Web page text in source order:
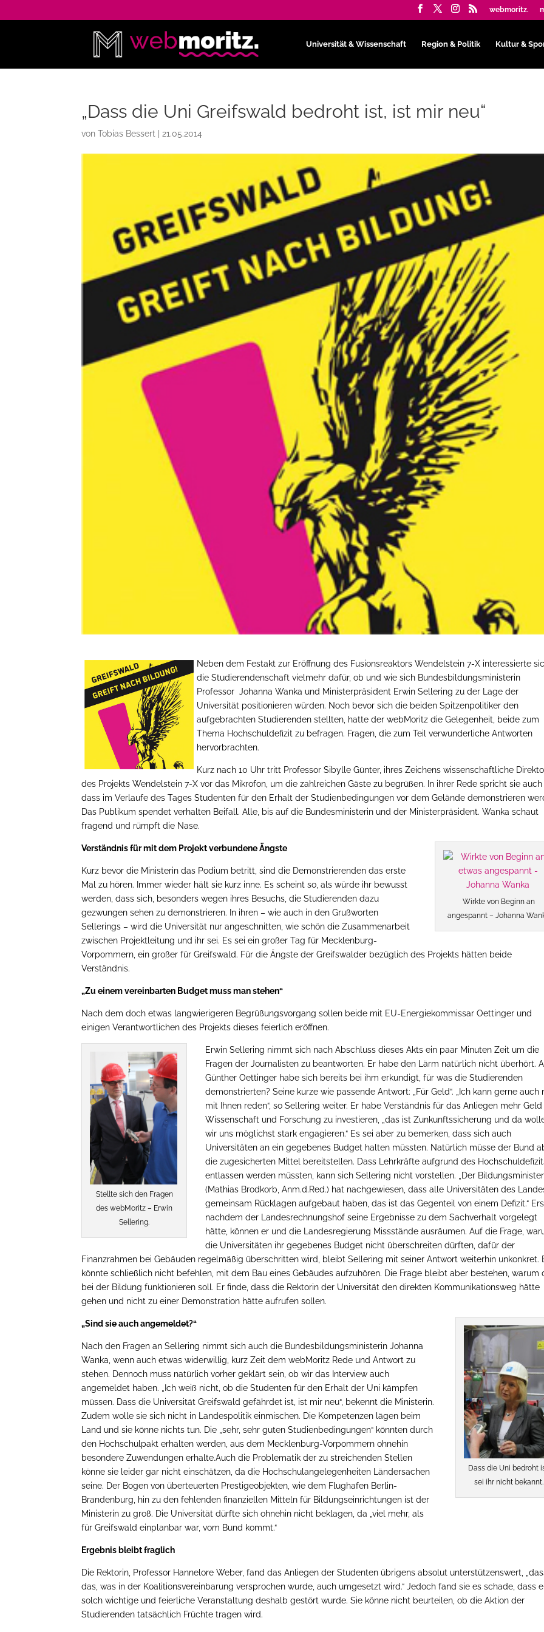
webmoritz.
Universität & Wissenschaft Region & Politik Kultur &
„Dass die Uni Greifswald bedroht ist, ist mir neu“
vonTobias Bessert 21.05.2014
Neben dem Festakt zur Eröffnung des Fusionsreaktors Wendelstein 7-X interessierte
die Studierendenschaft vielmehr dafür, ob und wie sich Bundesbildungsministerin
Professor Johanna Wanka und Ministerpräsident Erwin Sellering zu der Lage der
Universität positionieren würden. Noch bevor sich die beiden Spitzenpolitiker den
aufgebrachten Studierenden stellten, hatte der webMoritz die Gelegenheit, beide zum
Thema Hochschuldefizit zu befragen. Fragen, die zum Teil verwunderliche Antworten
hervorbrachten.
Kurz nach 10 Uhr tritt Professor Sibylle Günter, ihres Zeichens wissenschaftliche
des Projekts Wendelstein 7-X vor das Mikrofon, um die zahlreichen Gäste zu begrüßen. In ihrer Rede spricht sie auch
dass im Verlaufe des Tages Studenten für den Erhalt der Studienbedingungen vor dem Gelände demonstrieren
Das Publikum spendet verhalten Beifall. Alle, bis auf die Bundesministerin und der Ministerpräsident. Wanka schaut
fragend und rümpft die Nase.
Wirkte von Beginn an
angespannt – Johanna
Verständnis für mit dem Projekt verbundene Ängste
Kurz bevor die Ministerin das Podium betritt, sind die Demonstrierenden das erste
Mal zu hören. Immer wieder hält sie kurz inne. Es scheint so, als würde ihr bewusst
werden, dass sich, besonders wegen ihres Besuchs, die Studierenden dazu
gezwungen sehen zu demonstrieren. In ihren – wie auch in den Grußworten
Sellerings – wird die Universität nur angeschnitten, wie schön die Zusammenarbeit
zwischen Projektleitung und ihr sei. Es sei ein großer Tag für Mecklenburg-
Vorpommern, ein großer für Greifswald. Für die Ängste der Greifswalder bezüglich des Projekts hätten beide
Verständnis.
„Zu einem vereinbarten Budget muss man stehen“
Nach dem doch etwas langwierigeren Begrüßungsvorgang sollen beide mit EU-Energiekommissar Oettinger und
einigen Verantwortlichen des Projekts dieses feierlich eröffnen.
Stellte sich den Fragen
des webMoritz – Erwin
Sellering.
Erwin Sellering nimmt sich nach Abschluss dieses Akts ein paar Minuten Zeit um die
Fragen der Journalisten zu beantworten. Er habe den Lärm natürlich nicht überhört.
Günther Oettinger habe sich bereits bei ihm erkundigt, für was die Studierenden
demonstrierten? Seine kurze wie passende Antwort: „Für Geld“. „Ich kann gerne auch
mit Ihnen reden“, so Sellering weiter. Er habe Verständnis für das Anliegen mehr Geld
Wissenschaft und Forschung zu investieren, „das ist Zunkunftssicherung und da
wir uns möglichst stark engagieren.“ Es sei aber zu bemerken, dass sich auch
Universitäten an ein gegebenes Budget halten müssten. Natürlich müsse der Bund
die zugesicherten Mittel bereitstellen. Dass Lehrkräfte aufgrund des
entlassen werden müssten, kann sich Sellering nicht vorstellen. „Der Bildungsminister
(Mathias Brodkorb, Anm.d.Red.) hat nachgewiesen, dass alle Universitäten des
gemeinsam Rücklagen aufgebaut haben, das ist das Gegenteil von einem Defizit.“
nachdem der Landesrechnungshof seine Ergebnisse zu dem Sachverhalt vorgelegt
hätte, können er und die Landesregierung Missstände ausräumen. Auf die Frage,
die Universitäten ihr gegebenes Budget nicht überschreiten dürften, dafür der
Finanzrahmen bei Gebäuden regelmäßig überschritten wird, bleibt Sellering mit seiner Antwort weiterhin unkonkret.
könnte schließlich nicht befehlen, mit dem Bau eines Gebäudes aufzuhören. Die Frage bleibt aber bestehen, warum
bei der Bildung funktionieren soll. Er finde, dass die Rektorin der Universität den direkten Kommunikationsweg hätte
gehen und nicht zu einer Demonstration hätte aufrufen sollen.
Dass die Uni bedroht
sei ihr nicht bekannt.
„Sind sie auch angemeldet?“
Nach den Fragen an Sellering nimmt sich auch die Bundesbildungsministerin Johanna
Wanka, wenn auch etwas widerwillig, kurz Zeit dem webMoritz Rede und Antwort zu
stehen. Dennoch muss natürlich vorher geklärt sein, ob wir das Interview auch
angemeldet haben. „Ich weiß nicht, ob die Studenten für den Erhalt der Uni kämpfen
müssen. Dass die Universität Greifswald gefährdet ist, ist mir neu“, bekennt die Ministerin.
Zudem wolle sie sich nicht in Landespolitik einmischen. Die Kompetenzen lägen beim
Land und sie könne nichts tun. Die „sehr, sehr guten Studienbedingungen“ könnten durch
den Hochschulpakt erhalten werden, aus dem Mecklenburg-Vorpommern ohnehin
besondere Zuwendungen erhalte.Auch die Problematik der zu streichenden Stellen
könne sie leider gar nicht einschätzen, da die Hochschulangelegenheiten Ländersachen
seine. Der Bogen von überteuerten Prestigeobjekten, wie dem Flughafen Berlin-
Brandenburg, hin zu den fehlenden finanziellen Mitteln für Bildungseinrichtungen ist der
Ministerin zu groß. Die Universität dürfte sich ohnehin nicht beklagen, da „viel mehr, als
für Greifswald einplanbar war, vom Bund kommt.“
Ergebnis bleibt fraglich
Die Rektorin, Professor Hannelore Weber, fand das Anliegen der Studenten übrigens absolut unterstützenswert,
das, was in der Koalitionsvereinbarung versprochen wurde, auch umgesetzt wird.“ Jedoch fand sie es schade, dass
solch wichtige und feierliche Veranstaltung deshalb gestört wurde. Sie könne nicht beurteilen, ob die Aktion der
Studierenden tatsächlich Früchte tragen wird.